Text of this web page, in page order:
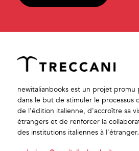
newitalianbooks est un projet promu
dans le but de stimuler le processus
de l'édition italienne, d'accroître sa
étrangers et de renforcer la
des institutions italiennes à l'étranger.